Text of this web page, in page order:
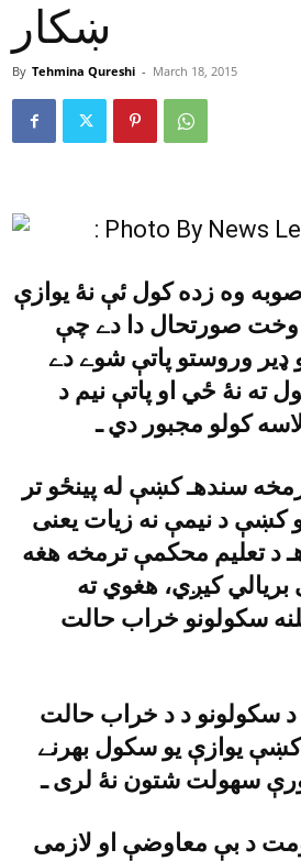
ښکار
By Tehmina Qureshi - March 18, 2015
وه زده کول ئې نۀ يوازې
وخت صورتحال دا دے چې
ډير وروستو پاتې شوے دے
نۀ ځي او پاتې نيم د
کولو مجبور دي ـ
سندهـ کښې له پينځو تر
١٢ ملين ماشومانو کښې د نيمې نه زيات يعنى
د تعليم محکمې ترمخه هغه
کيږي، هغوي ته
اسانۍ ناقصه دي ځکه چې د ٧٧ سلنه سکولونو خراب حالت
سکولونو د د خراب حالت
يوازې يو سکول بهرنے
سهولت شتون نۀ لرى ـ
مارچ ٢٠١٣ء سندهـ حکومت د بې معاوضې او لازمى